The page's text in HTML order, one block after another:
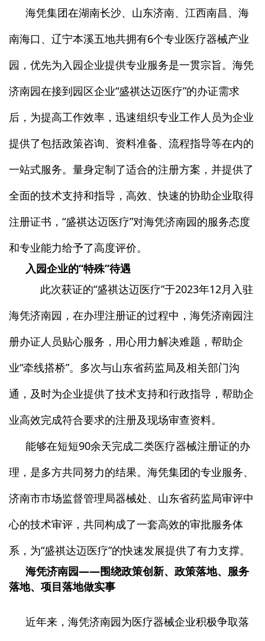
海凭集团在湖南长沙、山东济南、江西南昌、海
南海口、辽宁本溪五地共拥有6个专业医疗器械产业
园，优先为入园企业提供专业服务是一贯宗旨。海凭
济南园在接到园区企业“盛祺达迈医疗”的办证需求
后，为提高工作效率，迅速组织专业工作人员为企业
提供了包括政策咨询、资料准备、流程指导等在内的
一站式服务。量身定制了适合的注册方案，并提供了
全面的技术支持和指导，高效、快速的协助企业取得
注册证书，“盛祺达迈医疗”对海凭济南园的服务态度
和专业能力给予了高度评价。
入园企业的“特殊”待遇
此次获证的“盛祺达迈医疗”于2023年12月入驻
海凭济南园，在办理注册证的过程中，海凭济南园注
册办证人员贴心服务，用心用力解决难题，帮助企
业“牵线搭桥”。多次与山东省药监局及相关部门沟
通，及时为企业提供了技术支持和行政指导，帮助企
业高效完成符合要求的注册及现场审查资料。
能够在短短90余天完成二类医疗器械注册证的办
理，是多方共同努力的结果。海凭集团的专业服务、
济南市市场监督管理局器械处、山东省药监局审评中
心的技术审评，共同构成了一套高效的审批服务体
系，为“盛祺达迈医疗”的快速发展提供了有力支撑。
海凭济南园——围绕政策创新、政策落地、服务
落地、项目落地做实事
近年来，海凭济南园为医疗器械企业积极争取落